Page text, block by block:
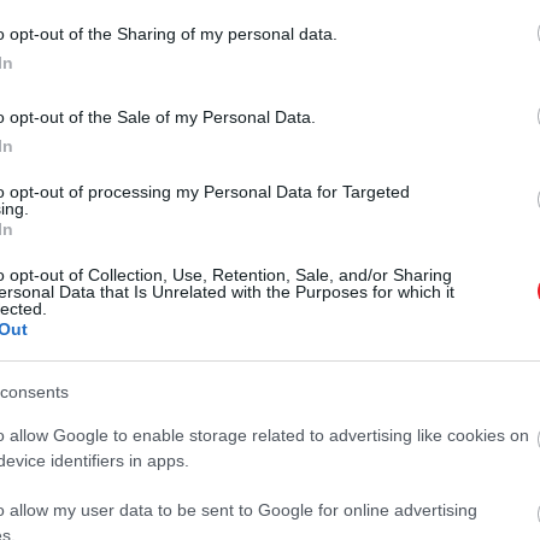
opt-out of the Sharing of my personal data.
opt-out of the Sale of my Personal Data.
opt-out of processing my Personal Data for Targeted
opt-out of Collection, Use, Retention, Sale, and/or Sharing
Data that Is Unrelated with the Purposes for which it
allow Google to enable storage related to advertising like cookies on
identifiers in apps.
allow my user data to be sent to Google for online advertising
Manapság minden egyes héten
követhetetlenül sok zene jelenik
legérdekesebb megjelenéseit, hogy
mindig képben lehess!
as évekhez, mint ő: ezt